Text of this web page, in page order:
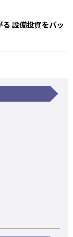
設備投資をバッ